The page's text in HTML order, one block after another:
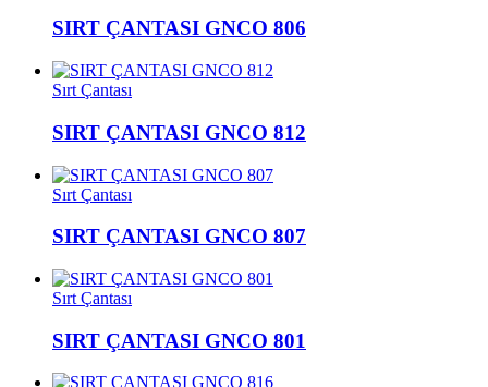
SIRT ÇANTASI GNCO 806
Sırt Çantası
SIRT ÇANTASI GNCO 812
Sırt Çantası
SIRT ÇANTASI GNCO 807
Sırt Çantası
SIRT ÇANTASI GNCO 801